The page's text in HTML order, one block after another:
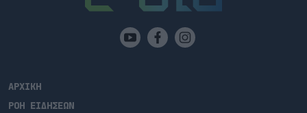
ΑΡΧΙΚΗ
ΡΟΗ ΕΙΔΗΣΕΩΝ